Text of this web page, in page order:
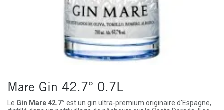
Mare Gin 42.7° 0.7L
Le Gin Mare 42.7° est un gin ultra-premium originaire d'Espagne,